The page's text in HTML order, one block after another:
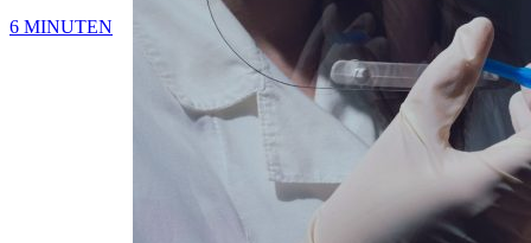
6 MINUTEN